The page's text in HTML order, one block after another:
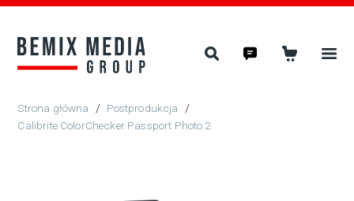
/ Postprodukcja /
Calibrite ColorChecker Passport Photo 2